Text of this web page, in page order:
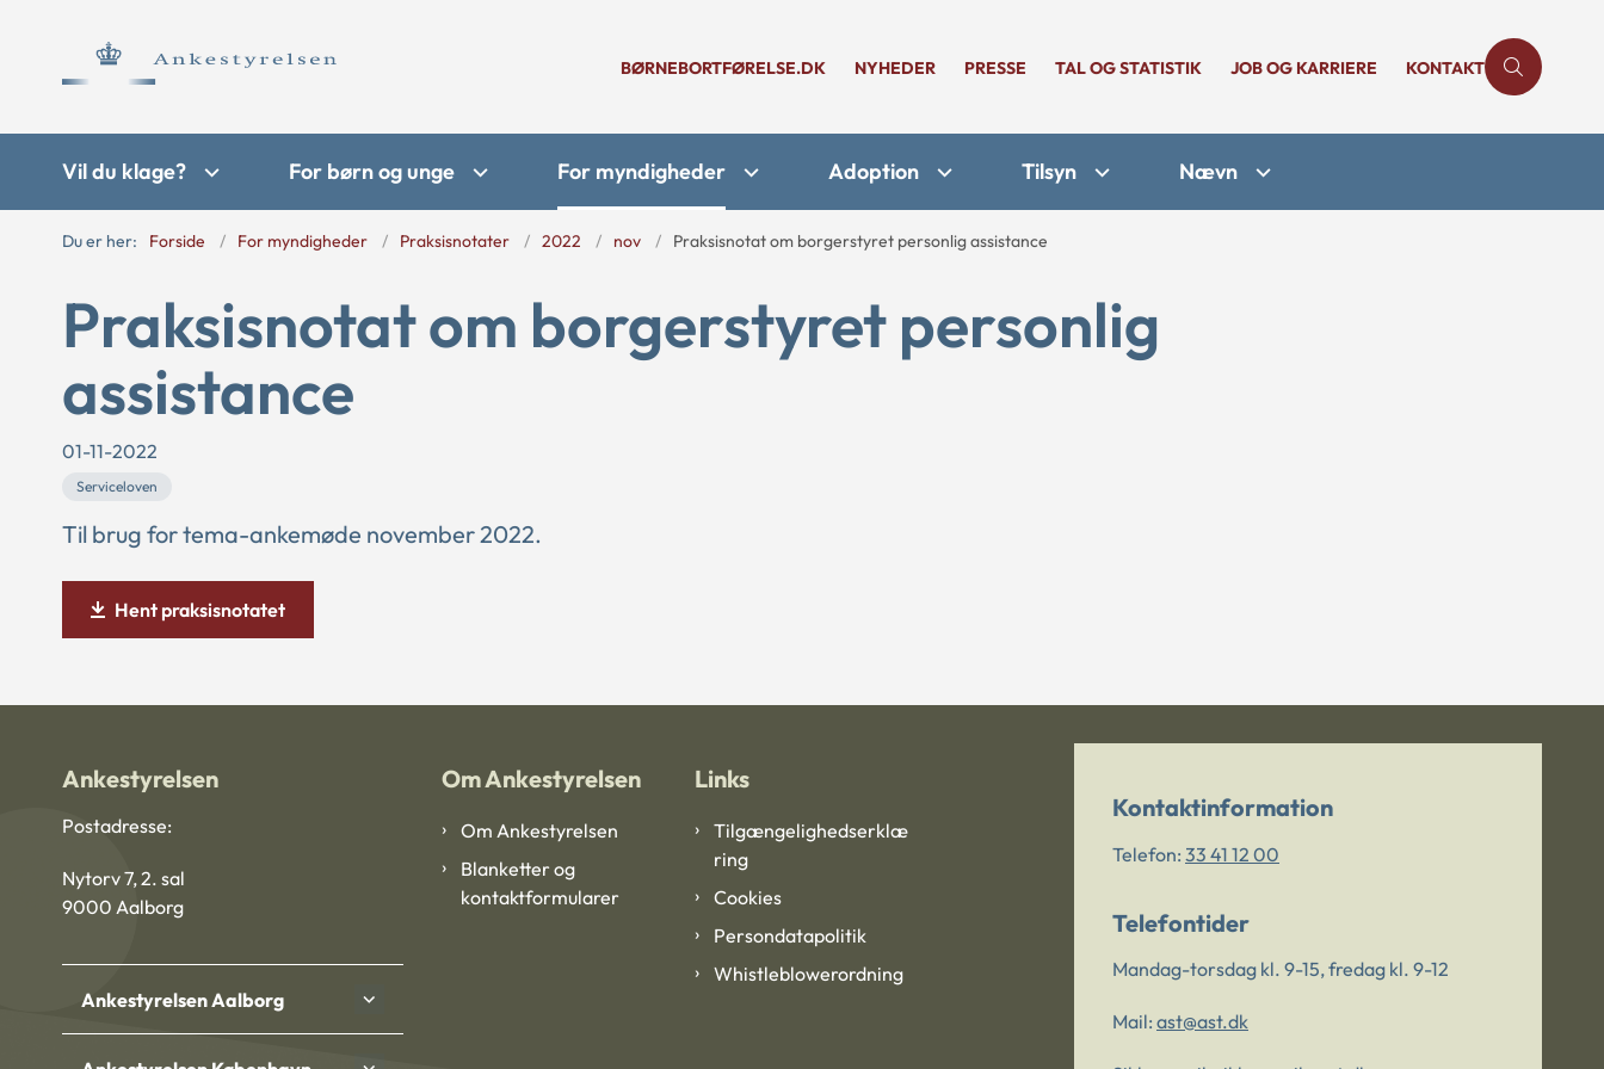
BØRNEBORTFØRELSE.DK NYHEDER PRESSE TAL OG STATISTIK JOB OG KARRIERE KONTAKT
Vil du klage? For børn og unge For myndigheder Adoption Tilsyn Nævn
Du er her: Forside For myndigheder Praksisnotater 2022 nov Praksisnotat om borgerstyret personlig assistance
Praksisnotat om borgerstyret personlig
assistance
01-11-2022
Serviceloven
Til brug for tema-ankemøde november 2022.
Hent praksisnotatet
Ankestyrelsen
Postadresse:
Nytorv 7, 2. sal
9000 Aalborg
Ankestyrelsen Aalborg
Om Ankestyrelsen
Om Ankestyrelsen
Blanketter og
kontaktformularer
Links
Tilgængelighedserklæ
ring
Cookies
Persondatapolitik
Whistleblowerordning
Kontaktinformation
Telefon: 33 41 12 00
Telefontider
Mandag-torsdag kl. 9-15, fredag kl. 9-12
Mail: ast@ast.dk